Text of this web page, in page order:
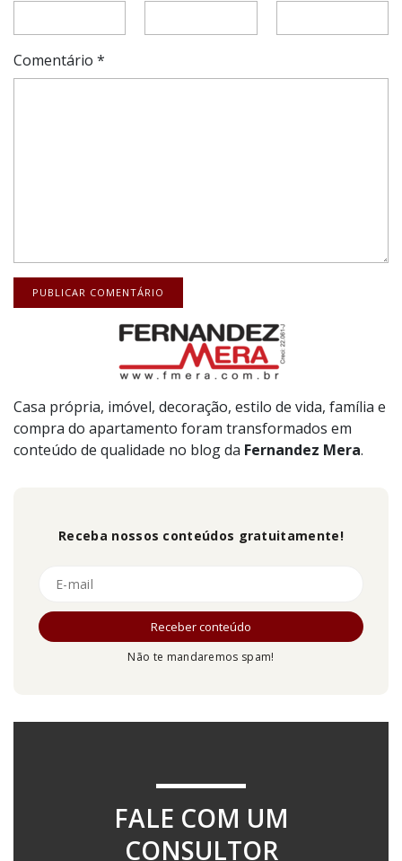
Comentário *
Casa própria, imóvel, decoração, estilo de vida, família e
compra do apartamento foram transformados em
conteúdo de qualidade no blog da Fernandez Mera.
Receba nossos conteúdos gratuitamente!
Não te mandaremos spam!
FALE COM UM
CONSULTOR